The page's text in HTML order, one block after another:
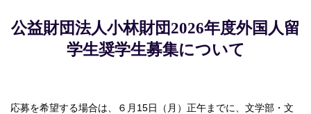
公益財団法人小林財団2026年度外国人留
学生奨学生募集について
応募を希望する場合は、６月15日（月）正午までに、文学部・文